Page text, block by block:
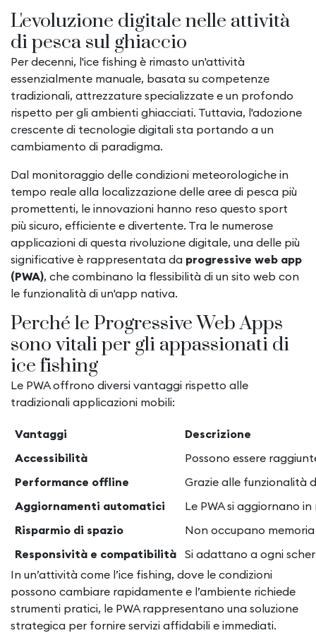
L'evoluzione digitale nelle attività
di pesca sul ghiaccio
Per decenni, l'ice fishing è rimasto un'attività
essenzialmente manuale, basata su competenze
tradizionali, attrezzature specializzate e un profondo
rispetto per gli ambienti ghiacciati. Tuttavia, l'adozione
crescente di tecnologie digitali sta portando a un
cambiamento di paradigma.
Dal monitoraggio delle condizioni meteorologiche in
tempo reale alla localizzazione delle aree di pesca più
promettenti, le innovazioni hanno reso questo sport
più sicuro, efficiente e divertente. Tra le numerose
applicazioni di questa rivoluzione digitale, una delle più
significative è rappresentata da progressive web app
(PWA), che combinano la flessibilità di un sito web con
le funzionalità di un'app nativa.
Perché le Progressive Web Apps
sono vitali per gli appassionati di
ice fishing
Le PWA offrono diversi vantaggi rispetto alle
tradizionali applicazioni mobili:
Vantaggi
Descrizione
Accessibilità
Possono essere
Performance offline
Grazie alle funzionalità
Aggiornamenti automatici
Le PWA si aggiornano
Risparmio di spazio
Non occupano
Responsività e compatibilità Si adattano a ogni
In un’attività come l’ice fishing, dove le condizioni
possono cambiare rapidamente e l’ambiente richiede
strumenti pratici, le PWA rappresentano una soluzione
strategica per fornire servizi affidabili e immediati.